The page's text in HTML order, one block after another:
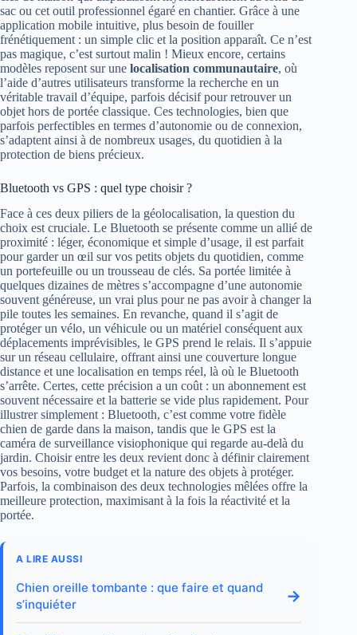
sac ou cet outil professionnel égaré en chantier. Grâce à une
application mobile intuitive, plus besoin de fouiller
frénétiquement : un simple clic et la position apparaît. Ce n’est
pas magique, c’est surtout malin ! Mieux encore, certains
modèles reposent sur une localisation communautaire, où
l’aide d’autres utilisateurs transforme la recherche en un
véritable travail d’équipe, parfois décisif pour retrouver un
objet hors de portée classique. Ces technologies, bien que
parfois perfectibles en termes d’autonomie ou de connexion,
s’adaptent ainsi à de nombreux usages, du quotidien à la
protection de biens précieux.
Bluetooth vs GPS : quel type choisir ?
Face à ces deux piliers de la géolocalisation, la question du
choix est cruciale. Le Bluetooth se présente comme un allié de
proximité : léger, économique et simple d’usage, il est parfait
pour garder un œil sur vos petits objets du quotidien, comme
un portefeuille ou un trousseau de clés. Sa portée limitée à
quelques dizaines de mètres s’accompagne d’une autonomie
souvent généreuse, un vrai plus pour ne pas avoir à changer la
pile toutes les semaines. En revanche, quand il s’agit de
protéger un vélo, un véhicule ou un matériel conséquent aux
déplacements imprévisibles, le GPS prend le relais. Il s’appuie
sur un réseau cellulaire, offrant ainsi une couverture longue
distance et une localisation en temps réel, là où le Bluetooth
s’arrête. Certes, cette précision a un coût : un abonnement est
souvent nécessaire et la batterie se vide plus rapidement. Pour
illustrer simplement : Bluetooth, c’est comme votre fidèle
chien de garde dans la maison, tandis que le GPS est la
caméra de surveillance visiophonique qui regarde au-delà du
jardin. Choisir entre les deux revient donc à définir clairement
vos besoins, votre budget et la nature des objets à protéger.
Parfois, la combinaison des deux technologies mêlées offre la
meilleure protection, maximisant à la fois la réactivité et la
portée.
A LIRE AUSSI
Chien oreille tombante : que faire et quand
s’inquiéter
→